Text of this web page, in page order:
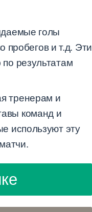
голы
пробегов и т.д. Эти
результатам
тренерам и
команд и
используют эту